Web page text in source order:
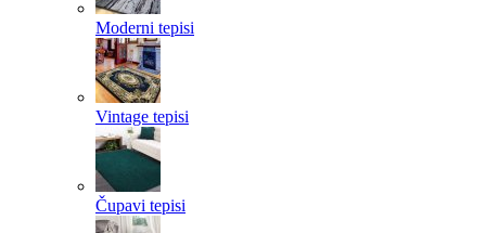
Moderni tepisi
Vintage tepisi
Čupavi tepisi